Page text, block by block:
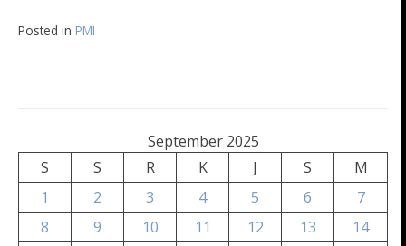
Posted in PMI
September 2025
S
S R K J S
M
1
2 3 4 5 6
7
8
9 10 11 12 13
14